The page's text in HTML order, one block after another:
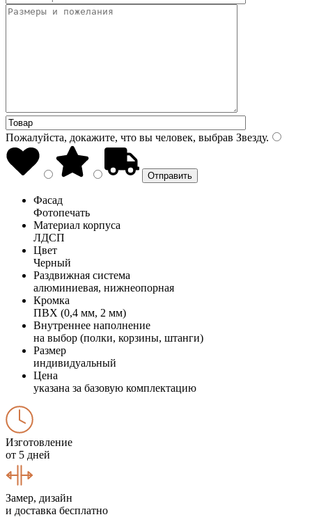
Пожалуйста, докажите, что вы человек, выбрав Звезду.
Фасад
Фотопечать
Материал корпуса
ЛДСП
Цвет
Черный
Раздвижная система
алюминиевая, нижнеопорная
Кромка
ПВХ (0,4 мм, 2 мм)
Внутреннее наполнение
на выбор (полки, корзины, штанги)
Размер
индивидуальный
Цена
указана за базовую комплектацию
Изготовление
от 5 дней
Замер, дизайн
и доставка бесплатно